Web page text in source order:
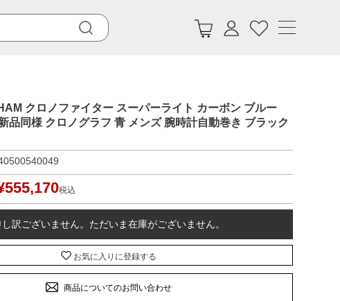
クロノファイター スーパーライト カーボン ブルー
品同様 クロノグラフ 青 メンズ 腕時計自動巻き ブラック
555,170税込
し訳ございません。ただいま在庫がございません。
お気に入りに登録する
商品についてのお問い合わせ